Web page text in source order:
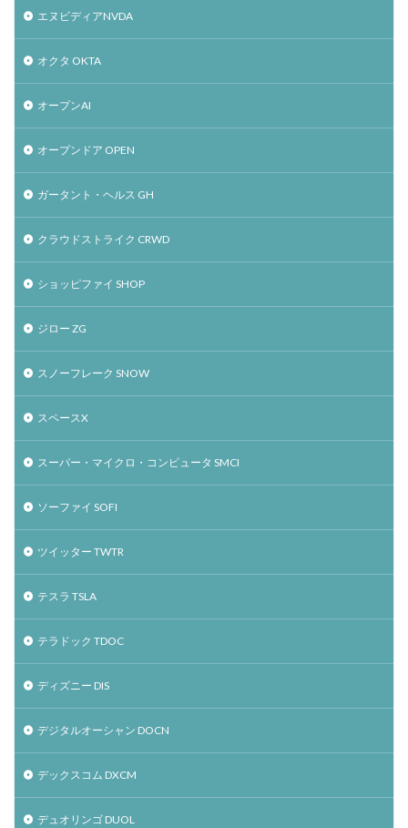
エヌビディアNVDA
オクタ OKTA
オープンAI
オープンドア OPEN
ガータント・ヘルス GH
クラウドストライク CRWD
ショッピファイ SHOP
ジロー ZG
スノーフレーク SNOW
スペースX
スーパー・マイクロ・コンピュータ SMCI
ソーファイ SOFI
ツイッター TWTR
テスラ TSLA
テラドック TDOC
ディズニー DIS
デジタルオーシャン DOCN
デックスコム DXCM
デュオリンゴ DUOL